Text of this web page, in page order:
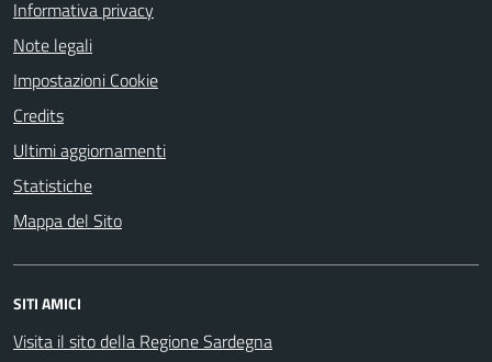
Informativa privacy
Note legali
Impostazioni Cookie
Credits
Ultimi aggiornamenti
Statistiche
Mappa del Sito
SITI AMICI
Visita il sito della Regione Sardegna